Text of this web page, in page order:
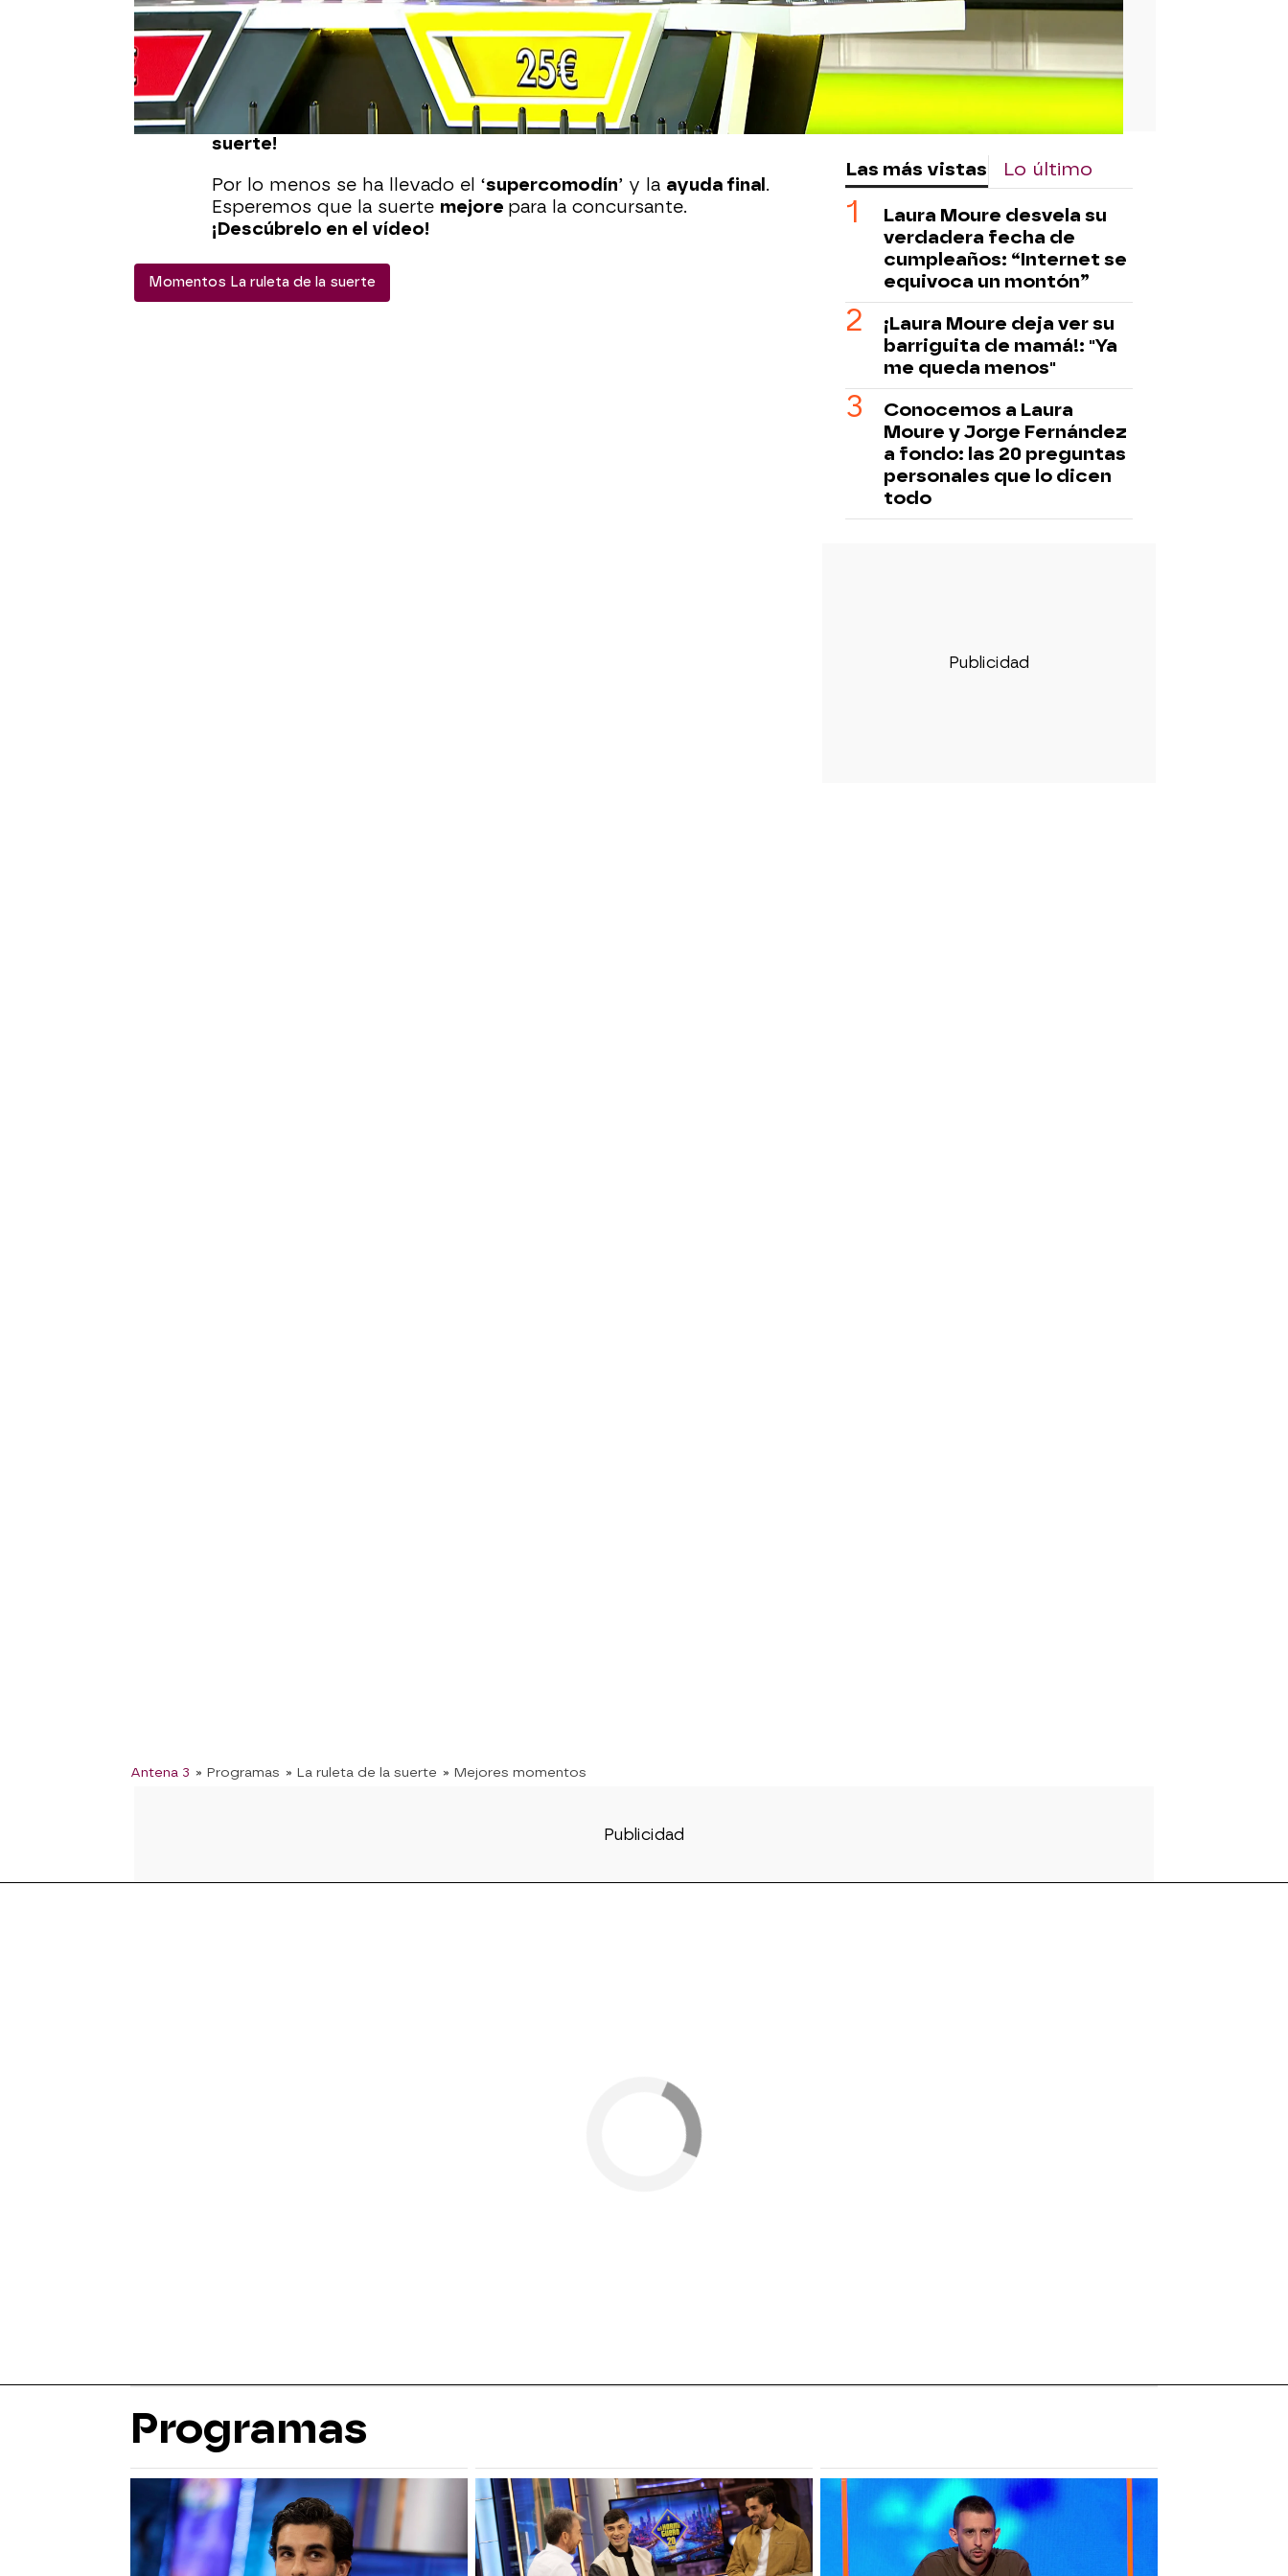
de‘se lo doy’ y regalándole a suscompañeroseldinero
tenía acumulado en elmarcador.
Le quedaba
muy poco para resolver elpanely conseguir el
‘
supercomodín ’. Con tanmala suerteque ha caído en elgajo
y ha resuelto el panel por tan solo12 euros
¡Qué mala
suerte!
Por lo menos se ha llevado el ‘supercomodín’ y la ayuda final .
Esperemos que la suerte mejore para la concursante.
¡Descúbrelo en el vídeo!
Momentos La ruleta de la suerte
Antena 3 » Programas » La ruleta de la suerte » Mejores momentos
Las más vistas Lo último
Laura Moure desvela su
verdadera fecha de
cumpleaños: “Internet se
equivoca un montón”
¡Laura Moure deja ver su
barriguita de mamá!: "Ya
me queda menos"
Conocemos a Laura
Moure y Jorge Fernández
a fondo: las 20 preguntas
personales que lo dicen
todo
Programas